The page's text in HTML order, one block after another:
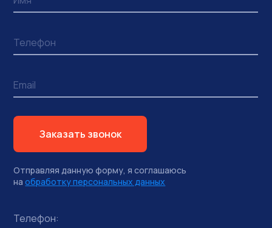
Заказать звонок
Телефон:
Отправляя данную форму, я соглашаюсь
на обработку персональных данных